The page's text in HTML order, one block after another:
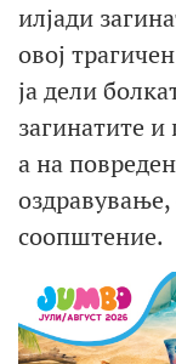
илјади
овој
ја дели
загинатите и
а на
соопштение.